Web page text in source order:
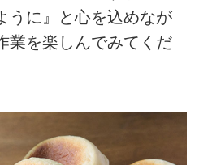
うに』と心を込めなが
業を楽しんでみてくだ